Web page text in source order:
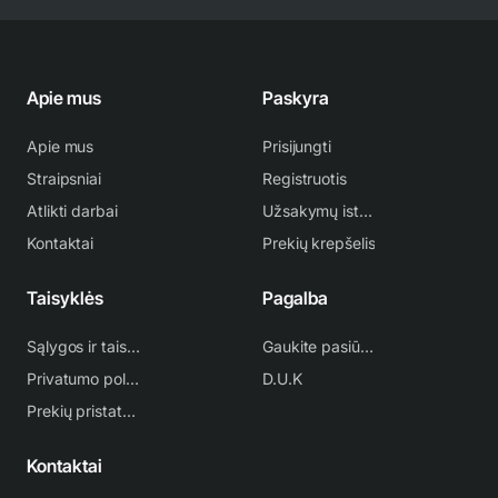
Apie mus
Apie mus
Straipsniai
Atlikti darbai
Kontaktai
Paskyra
Prisijungti
Registruotis
Užsakymų istorija
Prekių krepšelis
Taisyklės
Sąlygos ir taisyklės
Privatumo politika
Prekių pristatymas
Pagalba
Gaukite pasiūlymą
D.U.K
Kontaktai